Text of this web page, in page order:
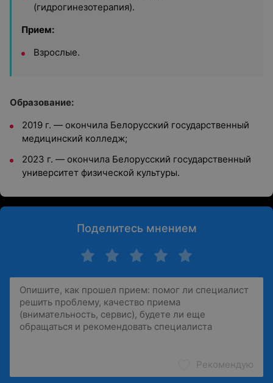
(гидрогинезотерапия).
Прием:
Взрослые.
Образование:
2019 г. — окончила Белорусский государственный
медицинский колледж;
2023 г. — окончила Белорусский государственный
университет физической культуры.
Поделитесь мнением
Рекомендую